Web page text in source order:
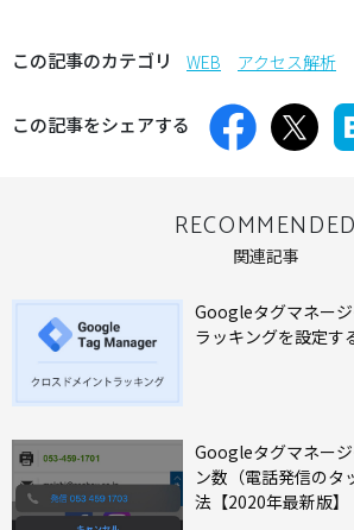
この記事のカテゴリ WEB アクセス解析
この記事をシェアする
RECOMMENDED
関連記事
Googleタグマネー
ラッキングを設定す
Googleタグマネー
ン数（電話発信のタ
法【2020年最新版】